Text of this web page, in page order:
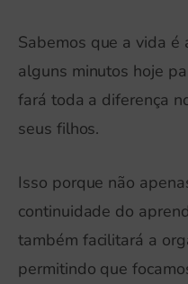
Sabemos que a vida
alguns minutos hoje
fará toda a diferença
seus filhos.
Isso porque não
continuidade do
também facilitará a
permitindo que